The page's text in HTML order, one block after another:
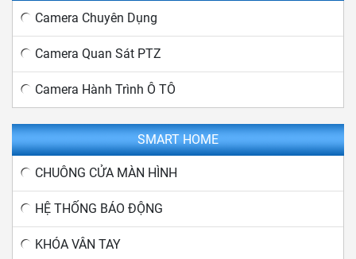
Camera Chuyên Dụng
Camera Quan Sát PTZ
Camera Hành Trình Ô TÔ
SMART HOME
CHUÔNG CỬA MÀN HÌNH
HỆ THỐNG BÁO ĐỘNG
KHÓA VÂN TAY